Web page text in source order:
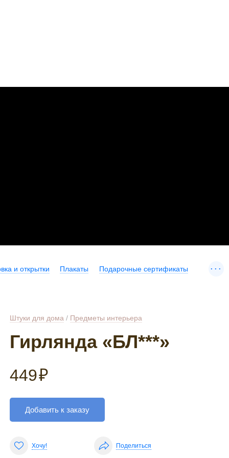
и открытки Плакаты Подарочные сертификаты ...
Штуки для дома / Предметы интерьера
Гирлянда «БЛ***»
449₽
Добавить к заказу
Хочу! Поделиться